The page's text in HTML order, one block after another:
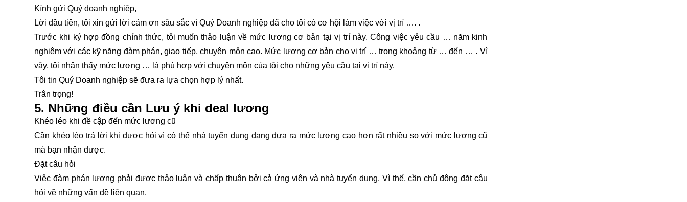
Kính gửi Quý doanh nghiệp,
Lời đầu tiên, tôi xin gửi lời cảm ơn sâu sắc vì Quý Doanh nghiệp đã cho tôi có cơ hội làm việc với vị trí …. .
Trước khi ký hợp đồng chính thức, tôi muốn thảo luận về mức lương cơ bản tại vị trí này. Công việc yêu cầu … năm kinh
nghiệm với các kỹ năng đàm phán, giao tiếp, chuyên môn cao. Mức lương cơ bản cho vị trí … trong khoảng từ … đến … . Vì
vậy, tôi nhận thấy mức lương … là phù hợp với chuyên môn của tôi cho những yêu cầu tại vị trí này.
Tôi tin Quý Doanh nghiệp sẽ đưa ra lựa chọn hợp lý nhất.
Trân trọng!
5. Những điều cần Lưu ý khi deal lương
Khéo léo khi đề cập đến mức lương cũ
Cần khéo léo trả lời khi được hỏi vì có thể nhà tuyển dụng đang đưa ra mức lương cao hơn rất nhiều so với mức lương cũ
mà bạn nhận được.
Đặt câu hỏi
Việc đàm phán lương phải được thảo luận và chấp thuận bởi cả ứng viên và nhà tuyển dụng. Vì thế, cần chủ động đặt câu
hỏi về những vấn đề liên quan.